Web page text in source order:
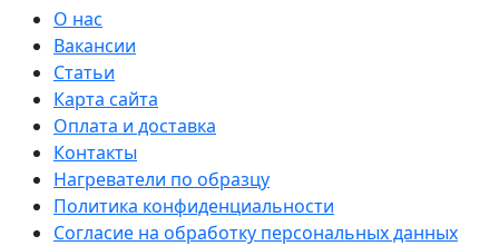
О нас
Вакансии
Статьи
Карта сайта
Оплата и доставка
Контакты
Нагреватели по образцу
Политика конфиденциальности
Согласие на обработку персональных данных